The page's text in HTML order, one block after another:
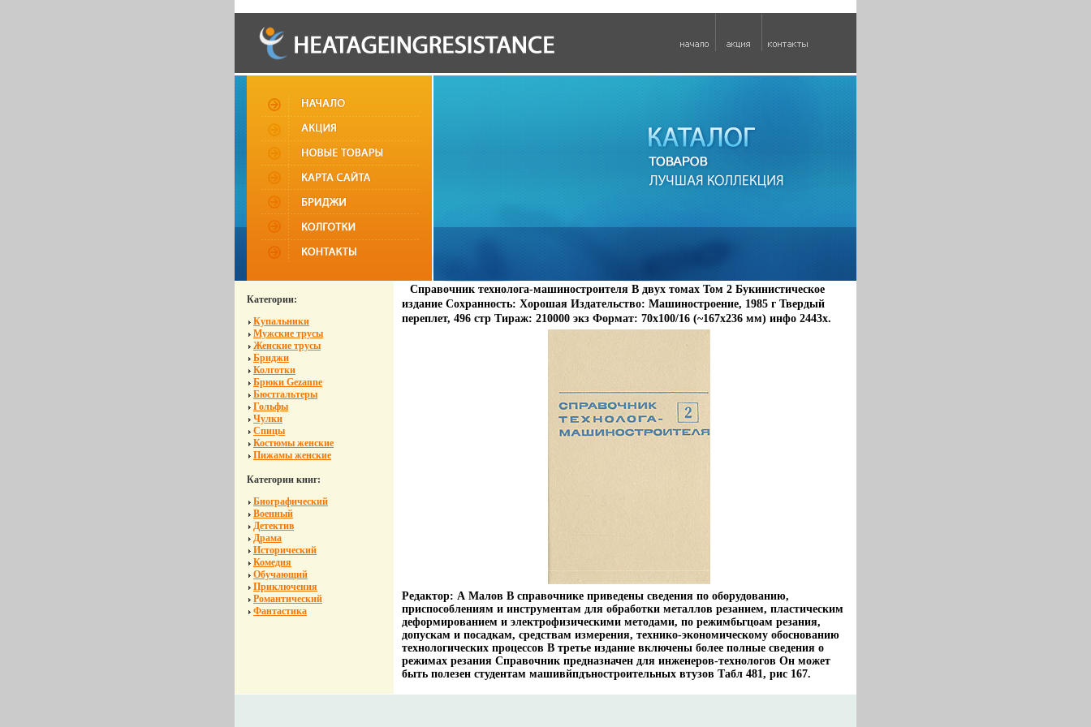
Категории:
Купальники
Мужские трусы
Женские трусы
Бриджи
Колготки
Брюки Gezanne
Бюстгальтеры
Гольфы
Чулки
Спицы
Костюмы женские
Пижамы женские
Категории книг:
Биографический
Военный
Детектив
Драма
Исторический
Комедия
Обучающий
Приключения
Романтический
Фантастика
Справочник технолога-машиностроителя В двух томах Том 2 Букинистическое
издание Сохранность: Хорошая Издательство: Машиностроение, 1985 г Твердый
переплет, 496 стр Тираж: 210000 экз Формат: 70x100/16 (~167x236 мм) инфо 2443x.
Редактор: А Малов В справочнике приведены сведения по оборудованию,
приспособлениям и инструментам для обработки металлов резанием, пластическим
деформированием и электрофизическими методами, по режимбьгцоам резания,
допускам и посадкам, средствам измерения, технико-экономическому обоснованию
технологических процессов В третье издание включены более полные сведения о
режимах резания Справочник предназначен для инженеров-технологов Он может
быть полезен студентам машивйпдъностроительных втузов Табл 481, рис 167.